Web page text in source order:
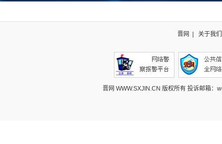
晋网 关于我们
晋网 WWW.SXJIN.CN 版权所有 投诉邮箱